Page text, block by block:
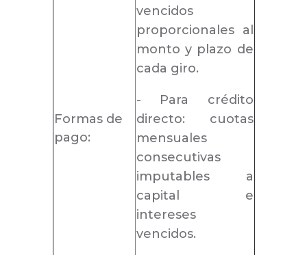
Formas de
pago:
vencidos
proporcionales al
monto y plazo de
cada giro.
- Para crédito
directo: cuotas
mensuales
consecutivas
imputables a
capital e
intereses
vencidos.